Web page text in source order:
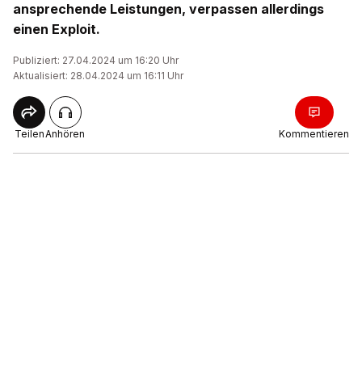
ansprechende Leistungen, verpassen allerdings
einen Exploit.
Publiziert: 27.04.2024 um 16:20 Uhr
Aktualisiert: 28.04.2024 um 16:11 Uhr
TeilenAnhören Kommentieren